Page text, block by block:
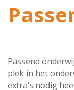
Passend
plek in het
extra’s nodig